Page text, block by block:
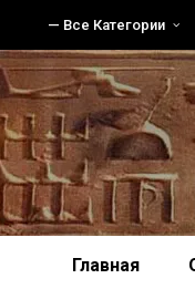
— Все Категории
Главная